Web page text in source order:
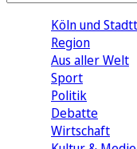
Köln und
Region
Aus aller Welt
Sport
Politik
Debatte
Wirtschaft